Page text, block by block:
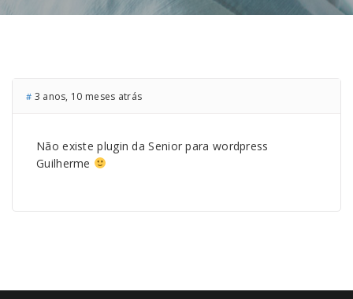
# 3 anos, 10 meses atrás
Não existe plugin da Senior para wordpress
Guilherme